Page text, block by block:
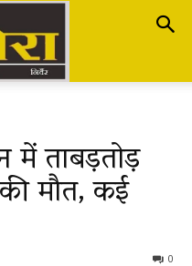
में ताबड़तोड़
मौत, कई
0